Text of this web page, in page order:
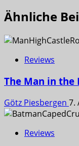
Ähnliche
Reviews
The Man in the
Götz Piesbergen 7.
Reviews